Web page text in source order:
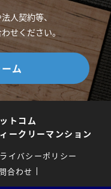
人契約等、
せください。
ム
トコム
ークリーマンション
イバシーポリシー
合わせ